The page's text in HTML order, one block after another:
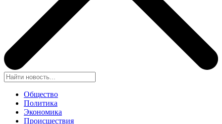
Общество
Политика
Экономика
Происшествия